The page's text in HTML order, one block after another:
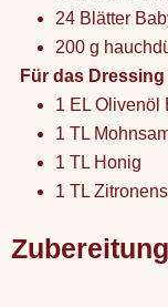
24 Blätter
200 g
Für das Dressing
1 EL Olivenöl
1 TL
1 TL Honig
1 TL